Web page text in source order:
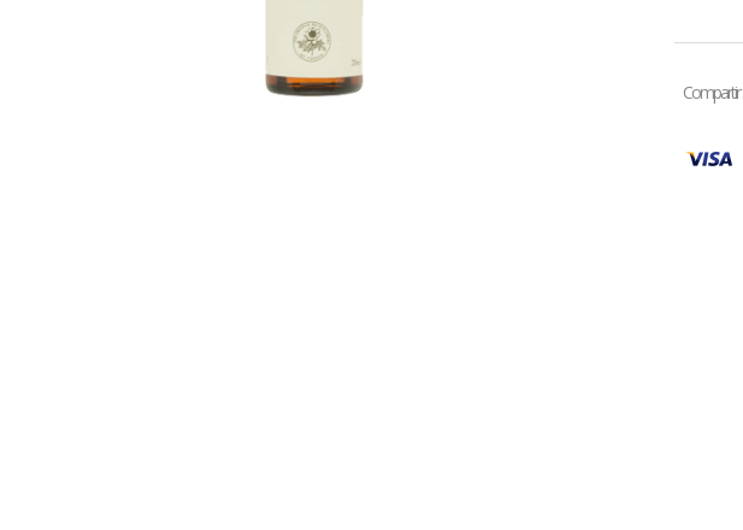
Compartir :